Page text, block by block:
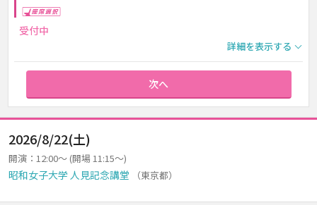
受付中
詳細を表示する
次へ
2026/8/22(土)
開演：12:00～ (開場 11:15～)
昭和女子大学 人見記念講堂 （東京都）